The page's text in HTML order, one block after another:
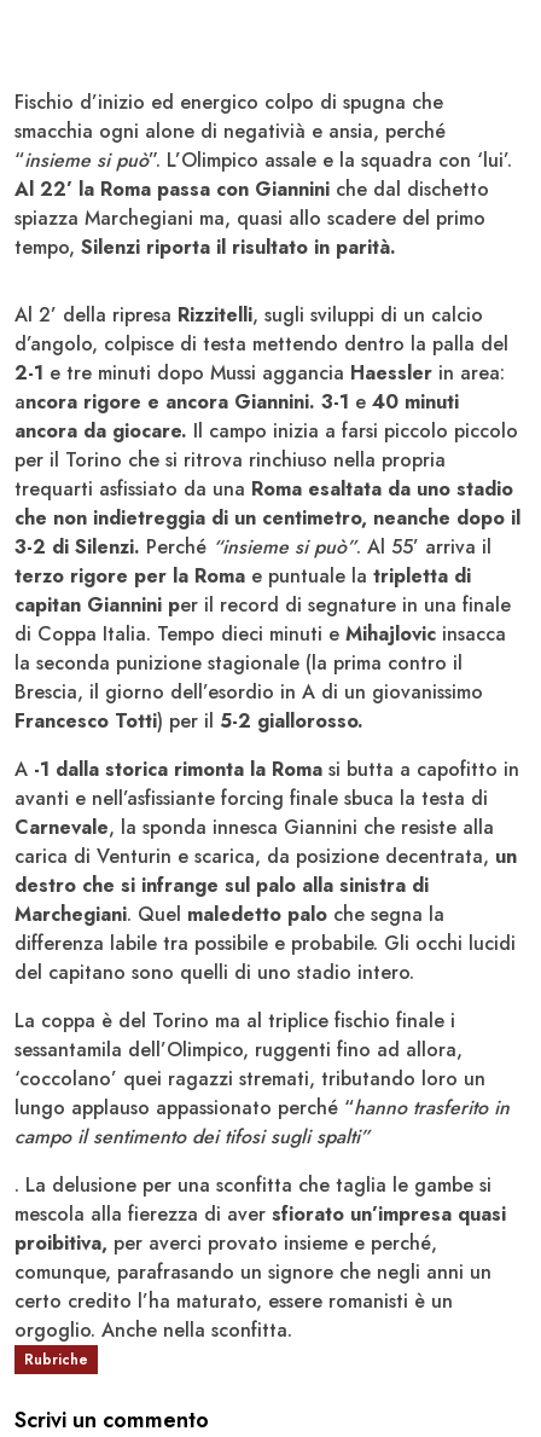
Fischio d’inizio ed energico colpo di spugna che
smacchia ogni alone di negativià e ansia, perché
“insieme si può”. L’Olimpico assale e la squadra con ‘lui’.
Al 22’ la Roma passa con Giannini che dal dischetto
spiazza Marchegiani ma, quasi allo scadere del primo
tempo, Silenzi riporta il risultato in parità.
Al 2’ della ripresa Rizzitelli, sugli sviluppi di un calcio
d’angolo, colpisce di testa mettendo dentro la palla del
2-1 e tre minuti dopo Mussi aggancia Haessler in area:
ancora rigore e ancora Giannini. 3-1 e 40 minuti
ancora da giocare. Il campo inizia a farsi piccolo piccolo
per il Torino che si ritrova rinchiuso nella propria
trequarti asfissiato da una Roma esaltata da uno stadio
che non indietreggia di un centimetro, neanche dopo il
3-2 di Silenzi. Perché “insieme si può”. Al 55’ arriva il
terzo rigore per la Roma e puntuale la tripletta di
capitan Giannini per il record di segnature in una finale
di Coppa Italia. Tempo dieci minuti e Mihajlovic insacca
la seconda punizione stagionale (la prima contro il
Brescia, il giorno dell’esordio in A di un giovanissimo
Francesco Totti) per il 5-2 giallorosso.
A -1 dalla storica rimonta la Roma si butta a capofitto in
avanti e nell’asfissiante forcing finale sbuca la testa di
Carnevale, la sponda innesca Giannini che resiste alla
carica di Venturin e scarica, da posizione decentrata, un
destro che si infrange sul palo alla sinistra di
Marchegiani. Quel maledetto palo che segna la
differenza labile tra possibile e probabile. Gli occhi lucidi
del capitano sono quelli di uno stadio intero.
La coppa è del Torino ma al triplice fischio finale i
sessantamila dell’Olimpico, ruggenti fino ad allora,
‘coccolano’ quei ragazzi stremati, tributando loro un
lungo applauso appassionato perché “hanno trasferito in
campo il sentimento dei tifosi sugli spalti”
. La delusione per una sconfitta che taglia le gambe si
mescola alla fierezza di aver sfiorato un’impresa quasi
proibitiva, per averci provato insieme e perché,
comunque, parafrasando un signore che negli anni un
certo credito l’ha maturato, essere romanisti è un
orgoglio. Anche nella sconfitta.
Rubriche
Scrivi un commento